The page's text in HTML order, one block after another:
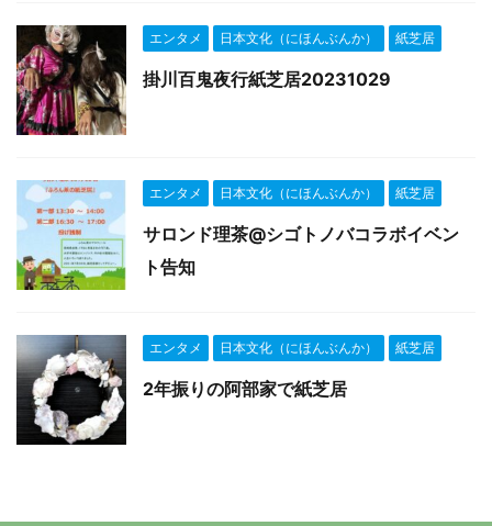
エンタメ 日本文化（にほんぶんか） 紙芝居
掛川百鬼夜行紙芝居20231029
エンタメ 日本文化（にほんぶんか） 紙芝居
サロンド理茶@シゴトノバコラボイベン
ト告知
エンタメ 日本文化（にほんぶんか） 紙芝居
2年振りの阿部家で紙芝居